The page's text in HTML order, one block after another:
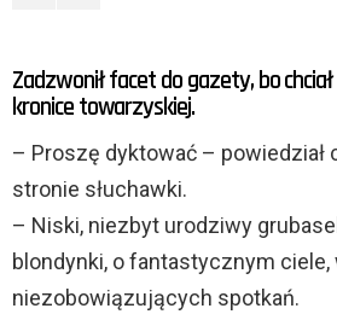
Zadzwonił facet do gazety, bo
kronice towarzyskiej.
– Proszę dyktować – powiedział
stronie słuchawki.
– Niski, niezbyt urodziwy
blondynki, o fantastycznym ciele,
niezobowiązujących spotkań.